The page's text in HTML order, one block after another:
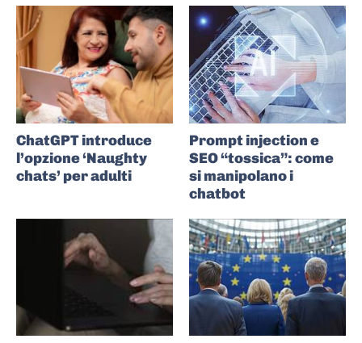
ChatGPT introduce
l’opzione ‘Naughty
chats’ per adulti
Prompt injection e
SEO “tossica”: come
si manipolano i
chatbot